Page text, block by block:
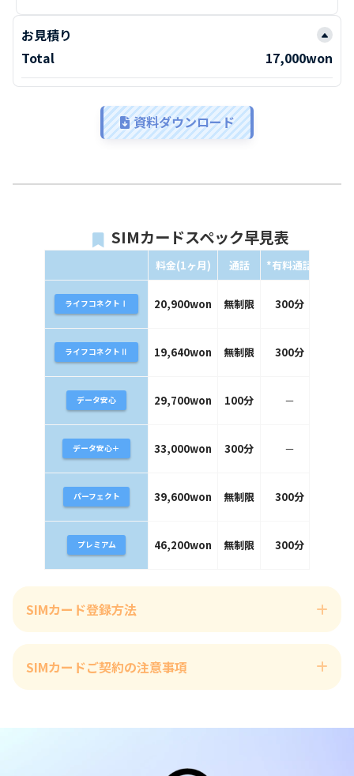
お見積り
Total
17,000won
資料ダウンロード
SIMカードスペック早見表
料金(1ヶ月) 通話 *有料通話
ライフコネクトⅠ 20,900won 無制限 300分
ライフコネクトⅡ 19,640won 無制限 300分
データ安心 29,700won 100分 －
データ安心＋ 33,000won 300分 －
パーフェクト 39,600won 無制限 300分
プレミアム 46,200won 無制限 300分
SIMカード登録方法
SIMカードご契約の注意事項